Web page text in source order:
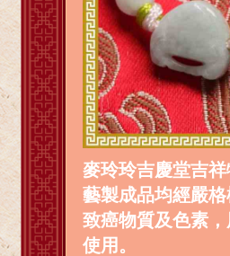
麥玲玲吉慶堂吉
藝製成品均經嚴
致癌物質及色素
使用。